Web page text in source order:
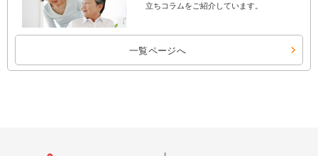
立ちコラムをご紹介しています。
一覧ページへ